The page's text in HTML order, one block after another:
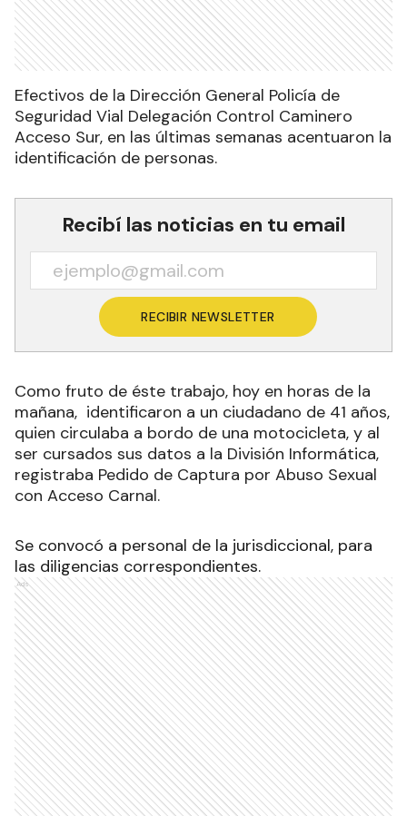
Efectivos de la Dirección General Policía de
Seguridad Vial Delegación Control Caminero
Acceso Sur, en las últimas semanas acentuaron la
identificación de personas.
Recibí las noticias en tu email
RECIBIR NEWSLETTER
Como fruto de éste trabajo, hoy en horas de la
mañana, identificaron a un ciudadano de 41 años,
quien circulaba a bordo de una motocicleta, y al
ser cursados sus datos a la División Informática,
registraba Pedido de Captura por Abuso Sexual
con Acceso Carnal.
Se convocó a personal de la jurisdiccional, para
las diligencias correspondientes.
Ads